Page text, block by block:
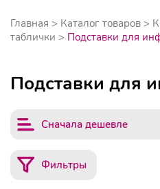
Главная Каталог товаров
таблички
Подставки для
Подставки для
Сначала дешевле
Фильтры